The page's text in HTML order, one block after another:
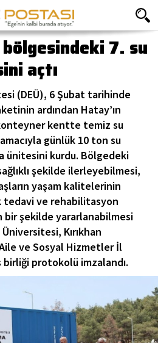
7. su
açtı
(DEÜ), 6 Şubat tarihinde
ardından Hatay’ın
kentte temiz su
günlük 10 ton su
ünitesini kurdu. Bölgedeki
şekilde ilerleyebilmesi,
yaşam kalitelerinin
ve rehabilitasyon
şekilde yararlanabilmesi
Kırıkhan
ve Sosyal Hizmetler İl
birliği protokolü imzalandı.